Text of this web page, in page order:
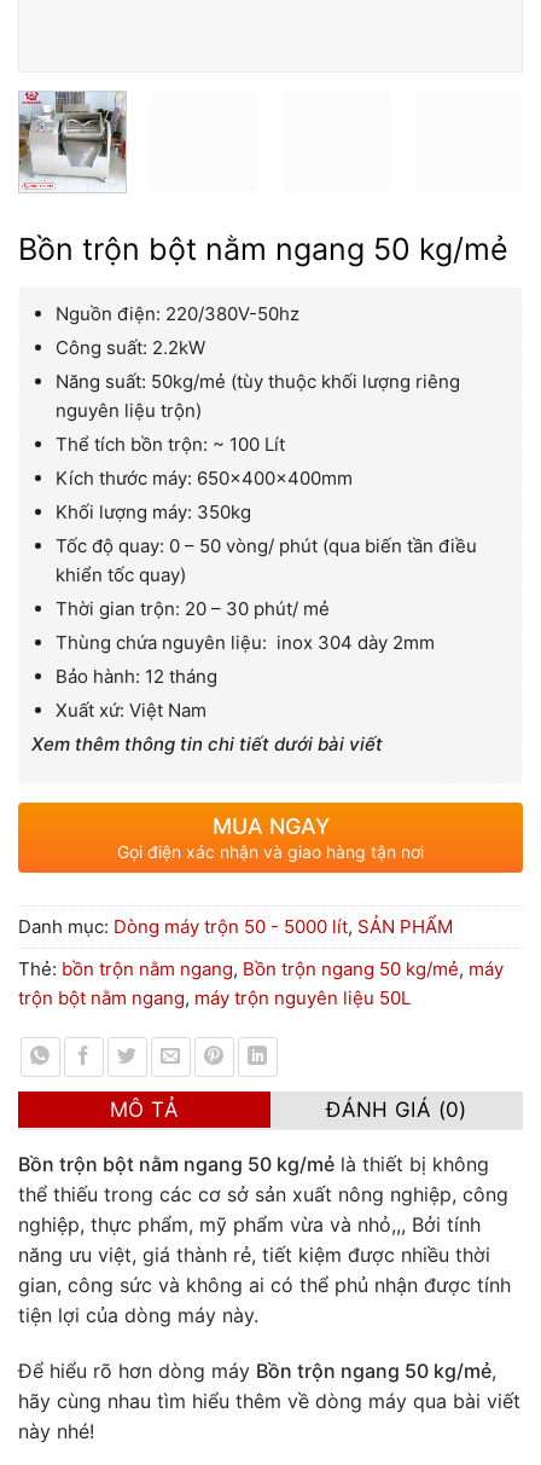
Bồn trộn bột nằm ngang 50 kg/mẻ
Nguồn điện: 220/380V-50hz
Công suất: 2.2kW
Năng suất: 50kg/mẻ (tùy thuộc khối lượng riêng
nguyên liệu trộn)
Thể tích bồn trộn: ~ 100 Lít
Kích thước máy: 650x400x400mm
Khối lượng máy: 350kg
Tốc độ quay: 0 – 50 vòng/ phút (qua biến tần điều
khiển tốc quay)
Thời gian trộn: 20 – 30 phút/ mẻ
Thùng chứa nguyên liệu: inox 304 dày 2mm
Bảo hành: 12 tháng
Xuất xứ: Việt Nam
Xem thêm thông tin chi tiết dưới bài viết
MUA NGAY
Gọi điện xác nhận và giao hàng tận nơi
Danh mục: Dòng máy trộn 50 - 5000 lít, SẢN PHẨM
Thẻ: bồn trộn nằm ngang, Bồn trộn ngang 50 kg/mẻ, máy
trộn bột nằm ngang, máy trộn nguyên liệu 50L
MÔ TẢ ĐÁNH GIÁ (0)
Bồn trộn bột nằm ngang 50 kg/mẻ là thiết bị không
thể thiếu trong các cơ sở sản xuất nông nghiệp, công
nghiệp, thực phẩm, mỹ phẩm vừa và nhỏ,,, Bởi tính
năng ưu việt, giá thành rẻ, tiết kiệm được nhiều thời
gian, công sức và không ai có thể phủ nhận được tính
tiện lợi của dòng máy này.
Để hiểu rõ hơn dòng máy Bồn trộn ngang 50 kg/mẻ,
hãy cùng nhau tìm hiểu thêm về dòng máy qua bài viết
này nhé!